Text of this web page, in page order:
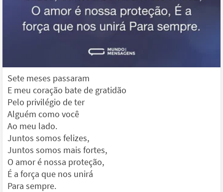
Sete meses passaram
E meu coração bate de gratidão
Pelo privilégio de ter
Alguém como você
Ao meu lado.
Juntos somos felizes,
Juntos somos mais fortes,
O amor é nossa proteção,
É a força que nos unirá
Para sempre.